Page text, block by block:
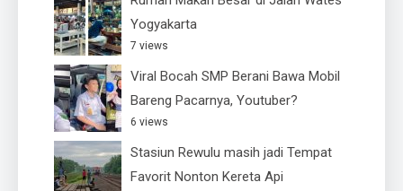
Yogyakarta
7 views
Viral Bocah SMP Berani Bawa Mobil
Bareng Pacarnya, Youtuber?
6 views
Stasiun Rewulu masih jadi Tempat
Favorit Nonton Kereta Api